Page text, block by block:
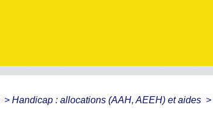
> Handicap : allocations (AAH, AEEH) et aides >